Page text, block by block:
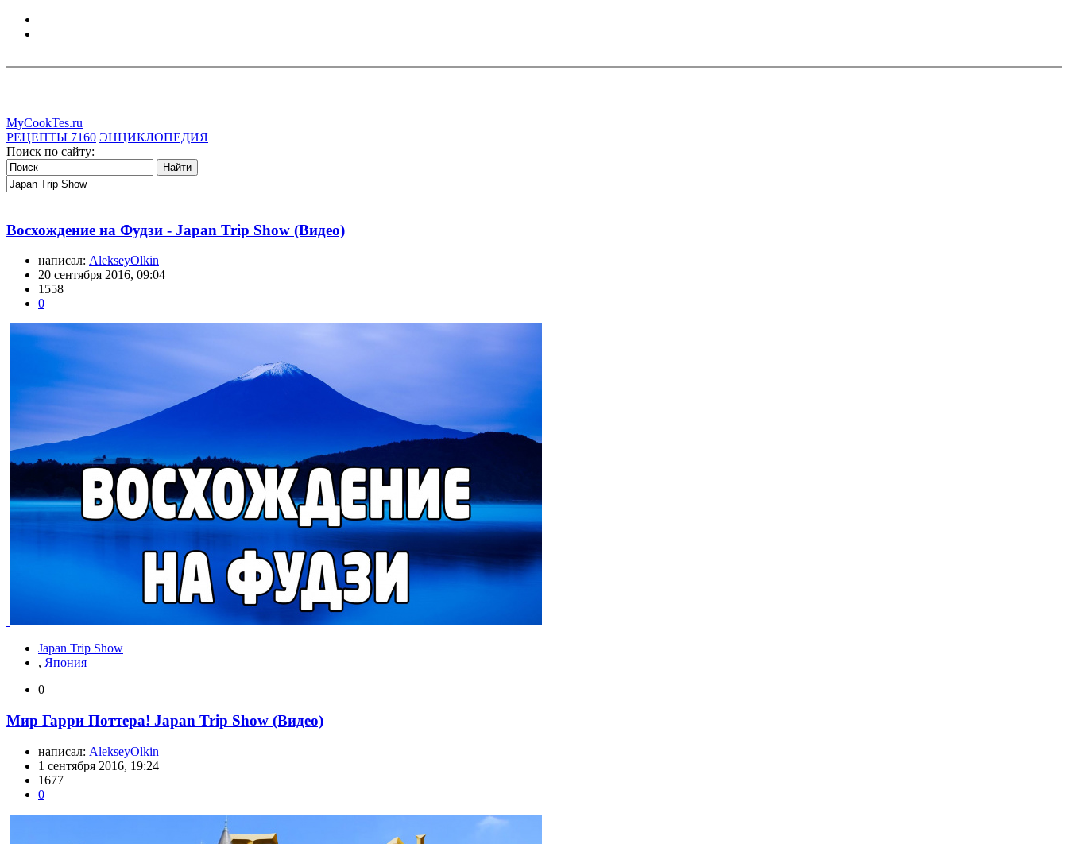
MyCookTes.ru
РЕЦЕПТЫ 7160 ЭНЦИКЛОПЕДИЯ
Поиск по сайту:
Восхождение на Фудзи - Japan Trip Show (Видео)
написал: AlekseyOlkin
20 сентября 2016, 09:04
1558
0
Japan Trip Show
, Япония
0
Мир Гарри Поттера! Japan Trip Show (Видео)
написал: AlekseyOlkin
1 сентября 2016, 19:24
1677
0